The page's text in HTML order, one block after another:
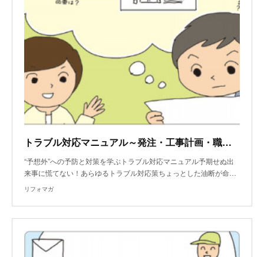
トラブル対応マニュアル～発注・工事計画・職人手配ミスした時のトラブル
“予想外”への予防と対策を学ぶトラブル対応マニュアル予期せぬ出
来事に慌てない！あらゆるトラブル対応策ちょっとした油断が命…
リフォマガ